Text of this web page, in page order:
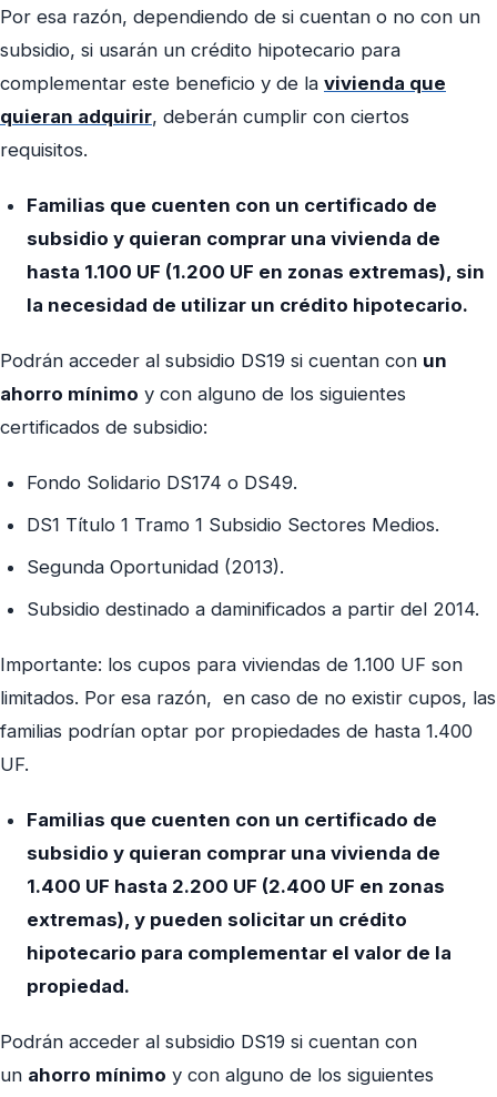
Por esa razón, dependiendo de si cuentan o no con un
subsidio, si usarán un crédito hipotecario para
complementar este beneficio y de la vivienda que
quieran adquirir, deberán cumplir con ciertos
requisitos.
Familias que cuenten con un certificado de
subsidio y quieran comprar una vivienda de
hasta 1.100 UF (1.200 UF en zonas extremas), sin
la necesidad de utilizar un crédito hipotecario.
Podrán acceder al subsidio DS19 si cuentan con un
ahorro mínimo y con alguno de los siguientes
certificados de subsidio:
Fondo Solidario DS174 o DS49.
DS1 Título 1 Tramo 1 Subsidio Sectores Medios.
Segunda Oportunidad (2013).
Subsidio destinado a daminificados a partir del 2014.
Importante: los cupos para viviendas de 1.100 UF son
limitados. Por esa razón, en caso de no existir cupos, las
familias podrían optar por propiedades de hasta 1.400
UF.
Familias que cuenten con un certificado de
subsidio y quieran comprar una vivienda de
1.400 UF hasta 2.200 UF (2.400 UF en zonas
extremas), y pueden solicitar un crédito
hipotecario para complementar el valor de la
propiedad.
Podrán acceder al subsidio DS19 si cuentan con
un ahorro mínimo y con alguno de los siguientes